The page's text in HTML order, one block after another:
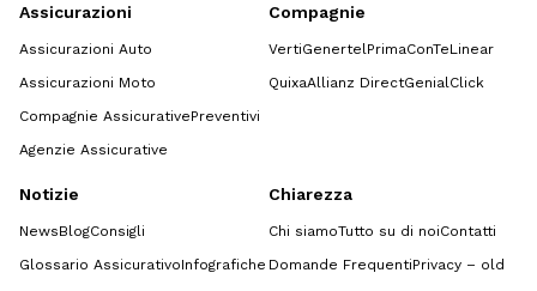
Assicurazioni
Assicurazioni Auto
Assicurazioni Moto
Compagnie AssicurativePreventivi
Agenzie Assicurative
Compagnie
VertiGenertel PrimaConTeLinear
QuixaAllianz DirectGenialClick
Notizie
NewsBlogConsigli
Glossario AssicurativoInfografiche
Chiarezza
Chi siamoTutto su di noiContatti
Domande FrequentiPrivacy – old